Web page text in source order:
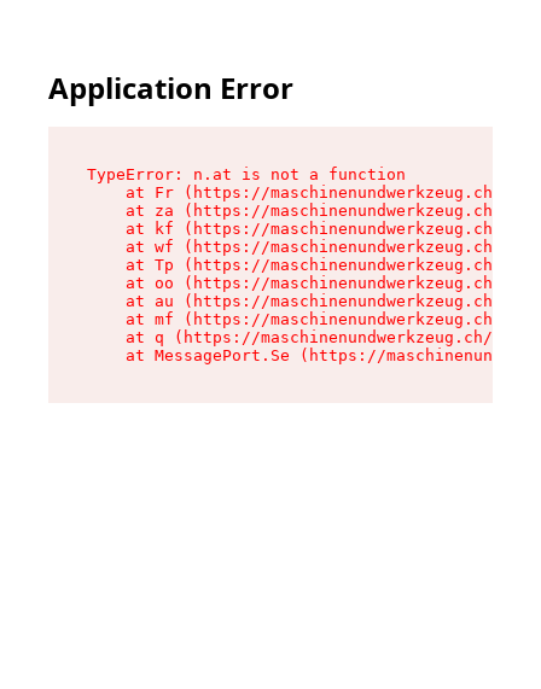
Application Error
TypeError: n.at is not a function
at Fr (https://maschinenundwerkzeug.ch/
at za (https://maschinenundwerkzeug.ch/
at kf (https://maschinenundwerkzeug.ch/
at wf (https://maschinenundwerkzeug.ch/
at Tp (https://maschinenundwerkzeug.ch/
at oo (https://maschinenundwerkzeug.ch/
at au (https://maschinenundwerkzeug.ch/
at mf (https://maschinenundwerkzeug.ch/
at q (https://maschinenundwerkzeug.ch/
at MessagePort.Se (https://